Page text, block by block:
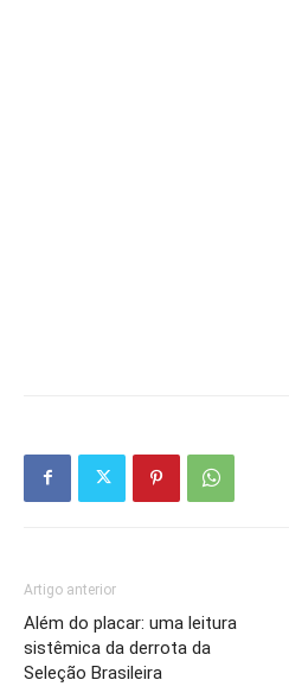
Artigo anterior
Além do placar: uma leitura
sistêmica da derrota da
Seleção Brasileira